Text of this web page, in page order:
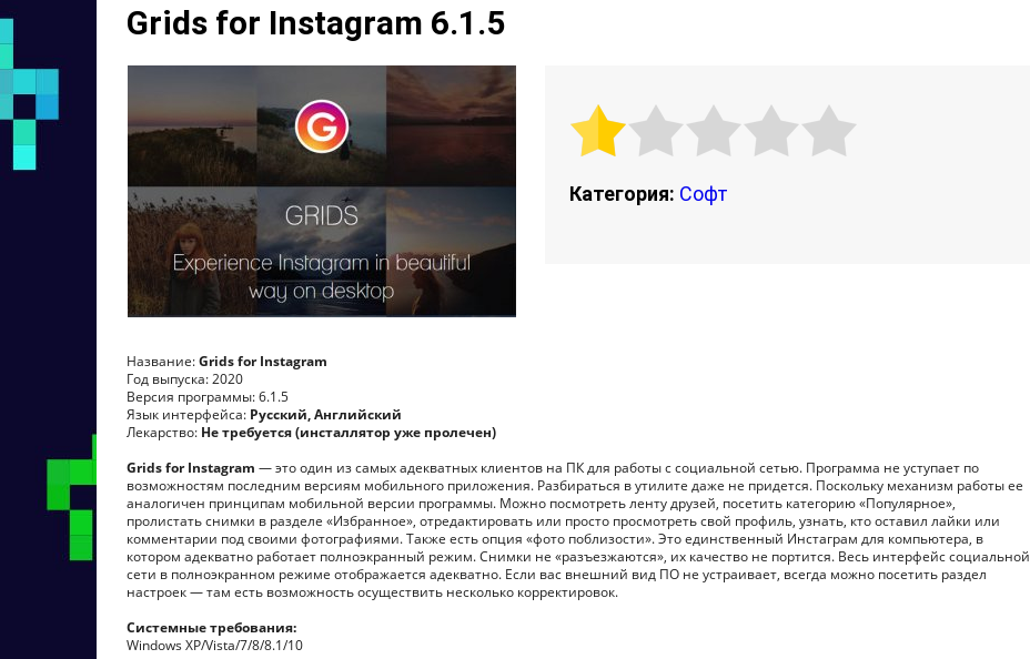
Grids for Instagram 6.1.5
Категория: Софт
Название:Grids for Instagram
Год выпуска: 2020
Версия программы: 6.1.5
Язык интерфейса: Русский, Английский
Лекарство: Не требуется (инсталлятор уже пролечен)
Grids for Instagram — это один из самых адекватных клиентов на ПК для работы с социальной сетью. Программа не уступает по
возможностям последним версиям мобильного приложения. Разбираться в утилите даже не придется. Поскольку механизм работы ее
аналогичен принципам мобильной версии программы. Можно посмотреть ленту друзей, посетить категорию «Популярное»,
пролистать снимки в разделе «Избранное», отредактировать или просто просмотреть свой профиль, узнать, кто оставил лайки или
комментарии под своими фотографиями. Также есть опция «фото поблизости». Это единственный Инстаграм для компьютера, в
котором адекватно работает полноэкранный режим. Снимки не «разъезжаются», их качество не портится. Весь интерфейс социальной
сети в полноэкранном режиме отображается адекватно. Если вас внешний вид ПО не устраивает, всегда можно посетить раздел
настроек — там есть возможность осуществить несколько корректировок.
Системные требования:
Windows XP/Vista/7/8/8.1/10